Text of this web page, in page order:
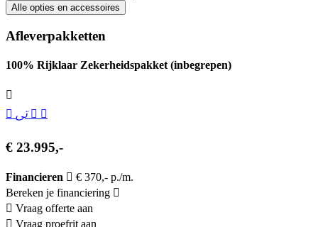
Alle opties en accessoires
Afleverpakketten
100% Rijklaar Zekerheidspakket (inbegrepen)
€ 23.995,-
Financieren
€ 370,- p./m.
Bereken je financiering
Vraag offerte aan
Vraag proefrit aan